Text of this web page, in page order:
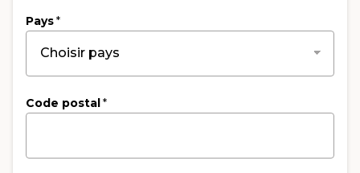
Pays*
Code postal*